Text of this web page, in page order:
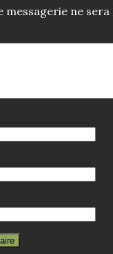
messagerie ne sera